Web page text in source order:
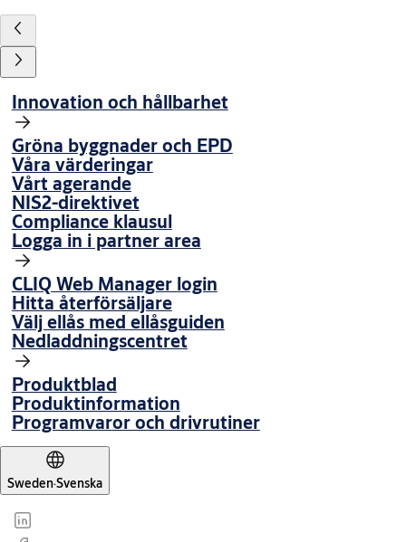
Innovation och hållbarhet
Gröna byggnader och EPD
Våra värderingar
Vårt agerande
NIS2-direktivet
Compliance klausul
Logga in i partner area
CLIQ Web Manager login
Hitta återförsäljare
Välj ellås med ellåsguiden
Nedladdningscentret
Produktblad
Produktinformation
Programvaror och drivrutiner
Sweden·Svenska